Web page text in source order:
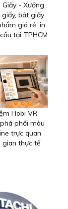
Giấy - Xưởng
bát giấy
giá rẻ, in
tại TPHCM
Hobi VR
phối màu
trực quan
gian thực tế